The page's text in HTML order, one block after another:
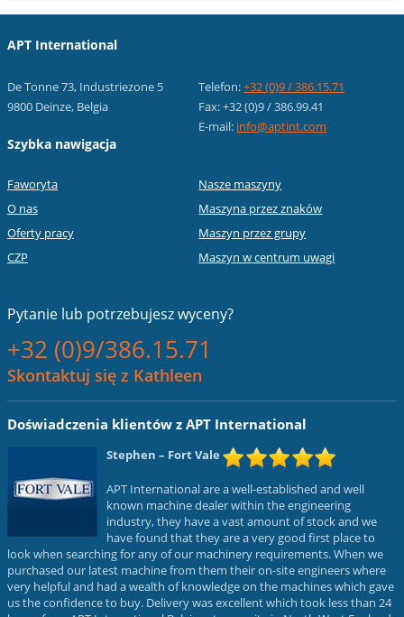
APT International
De Tonne 73, Industriezone 5
9800 Deinze, Belgia
Telefon:+32 (0)9 / 386.15.71
Fax: +32 (0)9 / 386.99.41
E-mail: info@aptint.com
Szybka nawigacja
Faworyta
O nas
Oferty pracy
CZP
Nasze maszyny
Maszyna przez znaków
Maszyn przez grupy
Maszyn w centrum uwagi
Pytanie lub potrzebujesz wyceny?
+32 (0)9/386.15.71
Skontaktuj się z Kathleen
Doświadczenia klientów z APT International
Stephen – Fort Vale
APT International are a well-established and well
known machine dealer within the engineering
industry, they have a vast amount of stock and we
have found that they are a very good first place to
look when searching for any of our machinery requirements. When we
purchased our latest machine from them their on-site engineers where
very helpful and had a wealth of knowledge on the machines which gave
us the confidence to buy. Delivery was excellent which took less than 24